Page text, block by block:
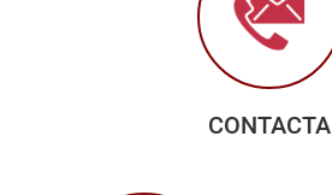
CONTACTA